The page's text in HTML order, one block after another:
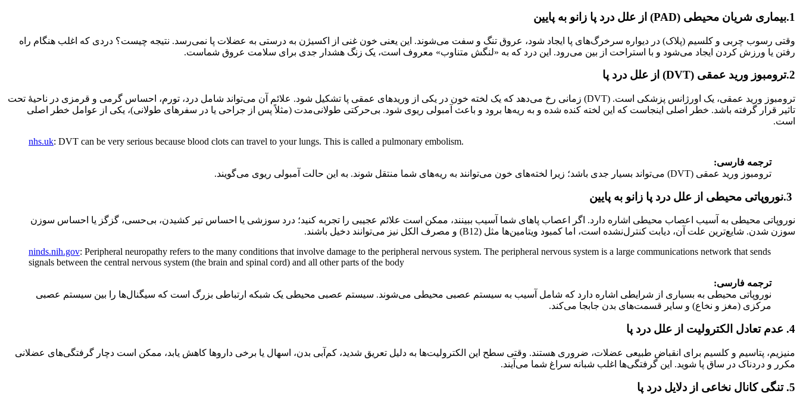
1.بیماری شریان محیطی (PAD) از علل درد پا زانو به پایین
وقتی رسوب چربی و کلسیم (پلاک) در دیواره سرخرگ‌های پا ایجاد شود، عروق تنگ و سفت می‌شوند. این یعنی خون غنی از اکسیژن به درستی به عضلات پا نمی‌رسد. نتیجه چیست؟ دردی که اغلب هنگام راه
رفتن یا ورزش کردن ایجاد می‌شود و با استراحت از بین می‌رود. این درد که به «لنگش متناوب» معروف است، یک زنگ هشدار جدی برای سلامت عروق شماست.
2.ترومبوز ورید عمقی (DVT) از علل درد پا
ترومبوز ورید عمقی، یک اورژانس پزشکی است. (DVT) زمانی رخ می‌دهد که یک لخته خون در یکی از وریدهای عمقی پا تشکیل شود. علائم آن می‌تواند شامل درد، تورم، احساس گرمی و قرمزی در ناحیۀ تحت
تاثیر قرار گرفته باشد. خطر اصلی اینجاست که این لخته کنده شده و به ریه‌ها برود و باعث آمبولی ریوی شود. بی‌حرکتی طولانی‌مدت (مثلاً پس از جراحی یا در سفرهای طولانی)، یکی از عوامل خطر اصلی
است.
nhs.uk: DVT can be very serious because blood clots can travel to your lungs. This is called a pulmonary embolism.
ترجمه فارسی:
ترومبوز ورید عمقی (DVT) می‌تواند بسیار جدی باشد؛ زیرا لخته‌های خون می‌توانند به ریه‌های شما منتقل شوند. به این حالت آمبولی ریوی می‌گویند.
نوروپاتی محیطی به آسیب اعصاب محیطی اشاره دارد. اگر اعصاب پاهای شما آسیب ببینند، ممکن است علائم عجیبی را تجربه کنید؛ درد سوزشی یا احساس تیر کشیدن، بی‌حسی، گزگز یا احساس سوزن
سوزن شدن. شایع‌ترین علت آن، دیابت کنترل‌نشده است، اما کمبود ویتامین‌ها مثل (B12) و مصرف الکل نیز می‌توانند دخیل باشند.
ninds.nih.gov: Peripheral neuropathy refers to the many conditions that involve damage to the peripheral nervous system. The peripheral nervous system is a large communications network that sends
signals between the central nervous system (the brain and spinal cord) and all other parts of the body
ترجمه فارسی:
نوروپاتی محیطی به بسیاری از شرایطی اشاره دارد که شامل آسیب به سیستم عصبی محیطی می‌شوند. سیستم عصبی محیطی یک شبکه ارتباطی بزرگ است که سیگنال‌ها را بین سیستم عصبی
مرکزی (مغز و نخاع) و سایر قسمت‌های بدن جابجا می‌کند.
4. عدم تعادل الکترولیت از علل درد پا
منیزیم، پتاسیم و کلسیم برای انقباض طبیعی عضلات، ضروری هستند. وقتی سطح این الکترولیت‌ها به دلیل تعریق شدید، کم‌آبی بدن، اسهال یا برخی داروها کاهش یابد، ممکن است دچار گرفتگی‌های عضلانی
مکرر و دردناک در ساق پا شوید. این گرفتگی‌ها اغلب شبانه سراغ شما می‌آیند.
5. تنگی کانال نخاعی از دلایل درد پا